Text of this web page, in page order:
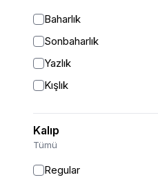
Baharlık
Sonbaharlık
Yazlık
Kışlık
Kalıp
Tümü
Regular